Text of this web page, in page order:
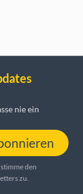
nie ein
den
zu.